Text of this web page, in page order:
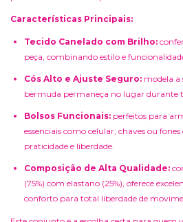
Características Principais:
Tecido Canelado com Brilho:
peça, combinando estilo e
Cós Alto e Ajuste Seguro: modela a
bermuda permaneça no lugar durante
Bolsos Funcionais: perfeitos para
essenciais como celular, chaves ou
praticidade e liberdade.
Composição de Alta Qualidade:
(75%) com elastano (25%), oferece
conforto para total liberdade de